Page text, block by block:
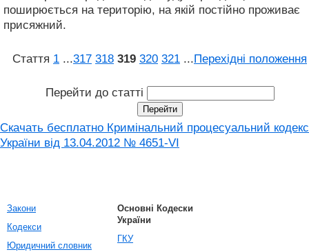
поширюється на територію, на якій постійно проживає
присяжний.
Стаття 1 ...317 318 319 320 321 ...Перехідні положення
Перейти до статті
Скачать бесплатно Кримінальний процесуальний кодекс
України від 13.04.2012 № 4651-VI
Закони
Кодекси
Юридичний словник
Основні Кодески
України
ГКУ